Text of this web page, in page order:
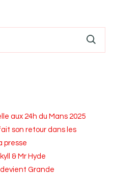
aux 24h du Mans 2025
son retour dans les
presse
& Mr Hyde
Grande